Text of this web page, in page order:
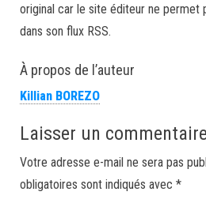
original car le site éditeur ne permet
dans son flux RSS.
À propos de l’auteur
Killian BOREZO
Laisser un commentaire
Votre adresse e-mail ne sera pas
obligatoires sont indiqués avec *